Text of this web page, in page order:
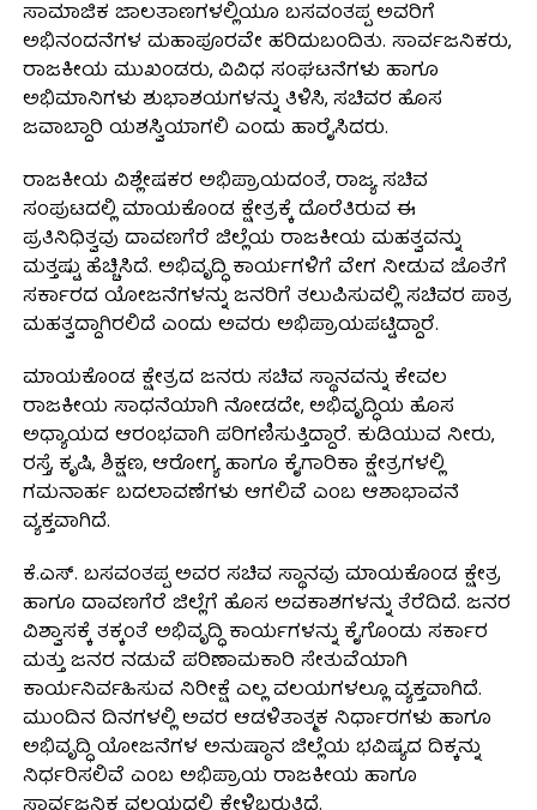
ಸಾಮಾಜಿಕ ಜಾಲತಾಣಗಳಲ್ಲಿಯೂ ಬಸವಂತಪ್ಪ ಅವರಿಗೆ
ಅಭಿನಂದನೆಗಳ ಮಹಾಪೂರವೇ ಹರಿದುಬಂದಿತು. ಸಾರ್ವಜನಿಕರು,
ರಾಜಕೀಯ ಮುಖಂಡರು, ವಿವಿಧ ಸಂಘಟನೆಗಳು ಹಾಗೂ
ಅಭಿಮಾನಿಗಳು ಶುಭಾಶಯಗಳನ್ನು ತಿಳಿಸಿ, ಸಚಿವರ ಹೊಸ
ಜವಾಬ್ದಾರಿ ಯಶಸ್ವಿಯಾಗಲಿ ಎಂದು ಹಾರೈಸಿದರು.
ರಾಜಕೀಯ ವಿಶ್ಲೇಷಕರ ಅಭಿಪ್ರಾಯದಂತೆ, ರಾಜ್ಯ ಸಚಿವ
ಸಂಪುಟದಲ್ಲಿ ಮಾಯಕೊಂಡ ಕ್ಷೇತ್ರಕ್ಕೆ ದೊರೆತಿರುವ ಈ
ಪ್ರತಿನಿಧಿತ್ವವು ದಾವಣಗೆರೆ ಜಿಲ್ಲೆಯ ರಾಜಕೀಯ ಮಹತ್ವವನ್ನು
ಮತ್ತಷ್ಟು ಹೆಚ್ಚಿಸಿದೆ. ಅಭಿವೃದ್ಧಿ ಕಾರ್ಯಗಳಿಗೆ ವೇಗ ನೀಡುವ ಜೊತೆಗೆ
ಸರ್ಕಾರದ ಯೋಜನೆಗಳನ್ನು ಜನರಿಗೆ ತಲುಪಿಸುವಲ್ಲಿ ಸಚಿವರ ಪಾತ್ರ
ಮಹತ್ವದ್ದಾಗಿರಲಿದೆ ಎಂದು ಅವರು ಅಭಿಪ್ರಾಯಪಟ್ಟಿದ್ದಾರೆ.
ಮಾಯಕೊಂಡ ಕ್ಷೇತ್ರದ ಜನರು ಸಚಿವ ಸ್ಥಾನವನ್ನು ಕೇವಲ
ರಾಜಕೀಯ ಸಾಧನೆಯಾಗಿ ನೋಡದೇ, ಅಭಿವೃದ್ಧಿಯ ಹೊಸ
ಅಧ್ಯಾಯದ ಆರಂಭವಾಗಿ ಪರಿಗಣಿಸುತ್ತಿದ್ದಾರೆ. ಕುಡಿಯುವ ನೀರು,
ರಸ್ತೆ, ಕೃಷಿ, ಶಿಕ್ಷಣ, ಆರೋಗ್ಯ ಹಾಗೂ ಕೈಗಾರಿಕಾ ಕ್ಷೇತ್ರಗಳಲ್ಲಿ
ಗಮನಾರ್ಹ ಬದಲಾವಣೆಗಳು ಆಗಲಿವೆ ಎಂಬ ಆಶಾಭಾವನೆ
ವ್ಯಕ್ತವಾಗಿದೆ.
ಕೆ.ಎಸ್. ಬಸವಂತಪ್ಪ ಅವರ ಸಚಿವ ಸ್ಥಾನವು ಮಾಯಕೊಂಡ ಕ್ಷೇತ್ರ
ಹಾಗೂ ದಾವಣಗೆರೆ ಜಿಲ್ಲೆಗೆ ಹೊಸ ಅವಕಾಶಗಳನ್ನು ತೆರೆದಿದೆ. ಜನರ
ವಿಶ್ವಾಸಕ್ಕೆ ತಕ್ಕಂತೆ ಅಭಿವೃದ್ಧಿ ಕಾರ್ಯಗಳನ್ನು ಕೈಗೊಂಡು ಸರ್ಕಾರ
ಮತ್ತು ಜನರ ನಡುವೆ ಪರಿಣಾಮಕಾರಿ ಸೇತುವೆಯಾಗಿ
ಕಾರ್ಯನಿರ್ವಹಿಸುವ ನಿರೀಕ್ಷೆ ಎಲ್ಲ ವಲಯಗಳಲ್ಲೂ ವ್ಯಕ್ತವಾಗಿದೆ.
ಮುಂದಿನ ದಿನಗಳಲ್ಲಿ ಅವರ ಆಡಳಿತಾತ್ಮಕ ನಿರ್ಧಾರಗಳು ಹಾಗೂ
ಅಭಿವೃದ್ಧಿ ಯೋಜನೆಗಳ ಅನುಷ್ಠಾನ ಜಿಲ್ಲೆಯ ಭವಿಷ್ಯದ ದಿಕ್ಕನ್ನು
ನಿರ್ಧರಿಸಲಿವೆ ಎಂಬ ಅಭಿಪ್ರಾಯ ರಾಜಕೀಯ ಹಾಗೂ